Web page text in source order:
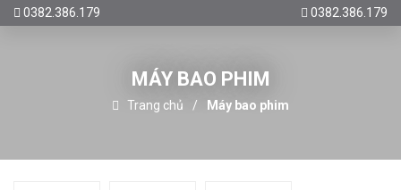
0382.386.179 0382.386.179
MÁY BAO PHIM
Trang chủ Máy bao phim